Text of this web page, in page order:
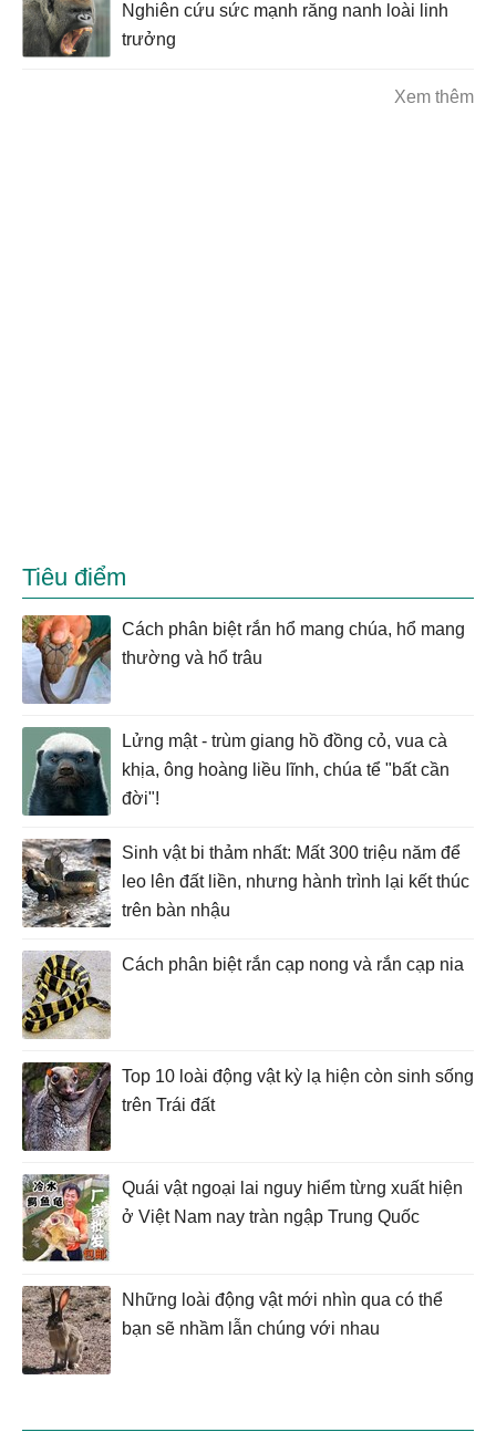
Nghiên cứu sức mạnh răng nanh loài linh
trưởng
Xem thêm
Tiêu điểm
Cách phân biệt rắn hổ mang chúa, hổ mang
thường và hổ trâu
Lửng mật - trùm giang hồ đồng cỏ, vua cà
khịa, ông hoàng liều lĩnh, chúa tể "bất cần
đời"!
Sinh vật bi thảm nhất: Mất 300 triệu năm để
leo lên đất liền, nhưng hành trình lại kết thúc
trên bàn nhậu
Cách phân biệt rắn cạp nong và rắn cạp nia
Top 10 loài động vật kỳ lạ hiện còn sinh sống
trên Trái đất
Quái vật ngoại lai nguy hiểm từng xuất hiện
ở Việt Nam nay tràn ngập Trung Quốc
Những loài động vật mới nhìn qua có thể
bạn sẽ nhầm lẫn chúng với nhau